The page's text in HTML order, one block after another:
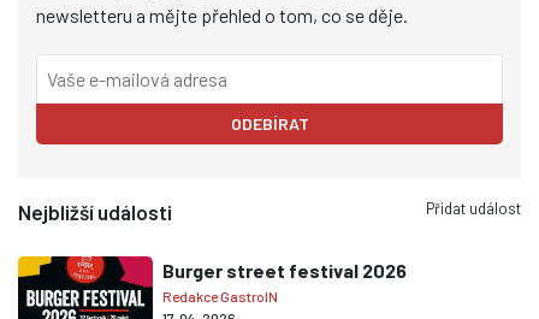
newsletteru a mějte přehled o tom, co se děje.
ODEBÍRAT
Nejbližší události Přidat událost
Burger street festival 2026
Redakce GastroIN